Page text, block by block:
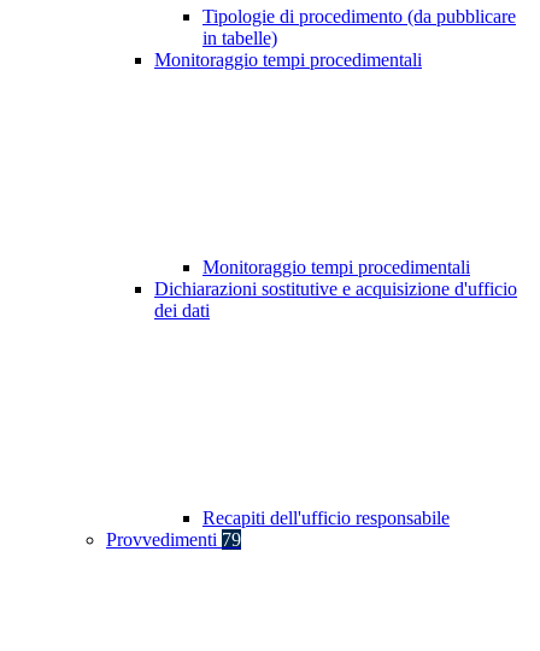
Tipologie di procedimento (da pubblicare
in tabelle)
Monitoraggio tempi procedimentali
Monitoraggio tempi procedimentali
Dichiarazioni sostitutive e acquisizione d'ufficio
dei dati
Recapiti dell'ufficio responsabile
Provvedimenti 79